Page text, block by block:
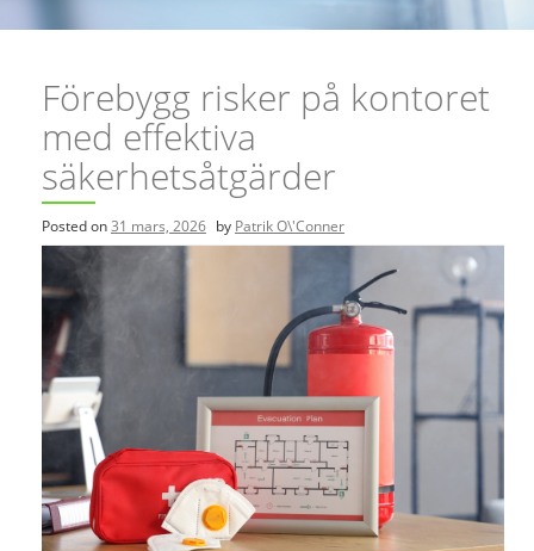
Förebygg risker på kontoret
med effektiva
säkerhetsåtgärder
Posted on31 mars, 2026 by Patrik O\'Conner